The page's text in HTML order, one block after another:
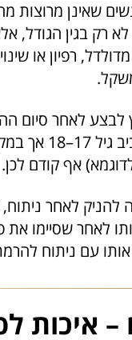
שאינן מרוצות
רק בגין הגודל,
רפיון או
לבצע לאחר סיום
המינית – לרוב
אף קודם לכן.
להניק לאחר
לאחר שסיימו את
עם ניתוח
איכות